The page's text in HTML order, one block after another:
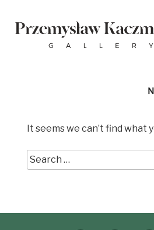
It seems we can’t find what